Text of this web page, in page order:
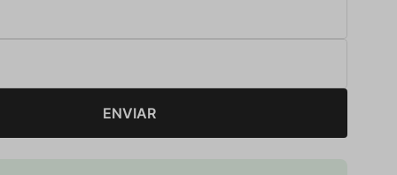
ENVIAR